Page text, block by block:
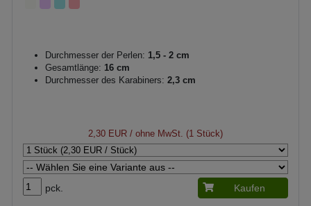
Durchmesser der Perlen: 1,5 - 2 cm
Gesamtlänge: 16 cm
Durchmesser des Karabiners: 2,3 cm
2,30 EUR / ohne MwSt. (1 Stück)
pck. Kaufen